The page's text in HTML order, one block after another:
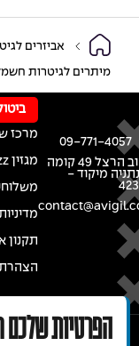
אביזרים
מיתרים לגיטרות
רחוב הרצל 49 קומה
מיקוד -
09-771-4057
מרכז
מגזין fuzz
תקנון
הצהרת
הפרטיות שלכם